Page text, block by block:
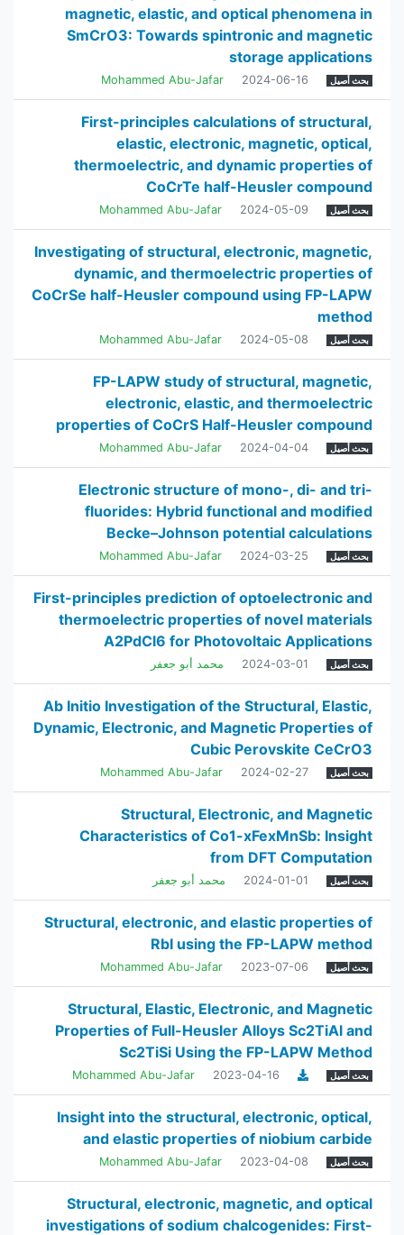
magnetic, elastic, and optical phenomena in
SmCrO3: Towards spintronic and magnetic
storage applications
بحث أصيل 2024-06-16
Mohammed Abu-Jafar
First-principles calculations of structural,
elastic, electronic, magnetic, optical,
thermoelectric, and dynamic properties of
CoCrTe half-Heusler compound
بحث أصيل 2024-05-09
Mohammed Abu-Jafar
Investigating of structural, electronic, magnetic,
dynamic, and thermoelectric properties of
CoCrSe half-Heusler compound using FP-LAPW
method
بحث أصيل 2024-05-08
Mohammed Abu-Jafar
FP-LAPW study of structural, magnetic,
electronic, elastic, and thermoelectric
properties of CoCrS Half-Heusler compound
بحث أصيل 2024-04-04
Mohammed Abu-Jafar
Electronic structure of mono-, di- and tri-
fluorides: Hybrid functional and modified
Becke–Johnson potential calculations
بحث أصيل 2024-03-25
Mohammed Abu-Jafar
First-principles prediction of optoelectronic and
thermoelectric properties of novel materials
A2PdCl6 for Photovoltaic Applications
بحث أصيل 2024-03-01 محمد أبو جعفر
Ab Initio Investigation of the Structural, Elastic,
Dynamic, Electronic, and Magnetic Properties of
Cubic Perovskite CeCrO3
بحث أصيل 2024-02-27
Mohammed Abu-Jafar
Structural, Electronic, and Magnetic
Characteristics of Co1-xFexMnSb: Insight
from DFT Computation
بحث أصيل 2024-01-01 محمد أبو جعفر
Structural, electronic, and elastic properties of
RbI using the FP-LAPW method
بحث أصيل 2023-07-06
Mohammed Abu-Jafar
Structural, Elastic, Electronic, and Magnetic
Properties of Full-Heusler Alloys Sc2TiAl and
Sc2TiSi Using the FP-LAPW Method
بحث أصيل 2023-04-16
Mohammed Abu-Jafar
Insight into the structural, electronic, optical,
and elastic properties of niobium carbide
بحث أصيل 2023-04-08
Mohammed Abu-Jafar
Structural, electronic, magnetic, and optical
investigations of sodium chalcogenides: First-